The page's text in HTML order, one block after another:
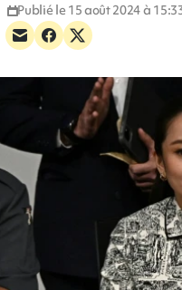
Publié le 15 août 2024 à